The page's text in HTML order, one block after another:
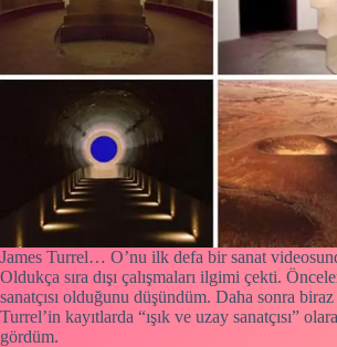
James Turrel… O’nu ilk defa bir sanat
Oldukça sıra dışı çalışmaları ilgimi çekti.
sanatçısı olduğunu düşündüm. Daha sonra biraz
Turrel’in kayıtlarda “ışık ve uzay sanatçısı”
gördüm.